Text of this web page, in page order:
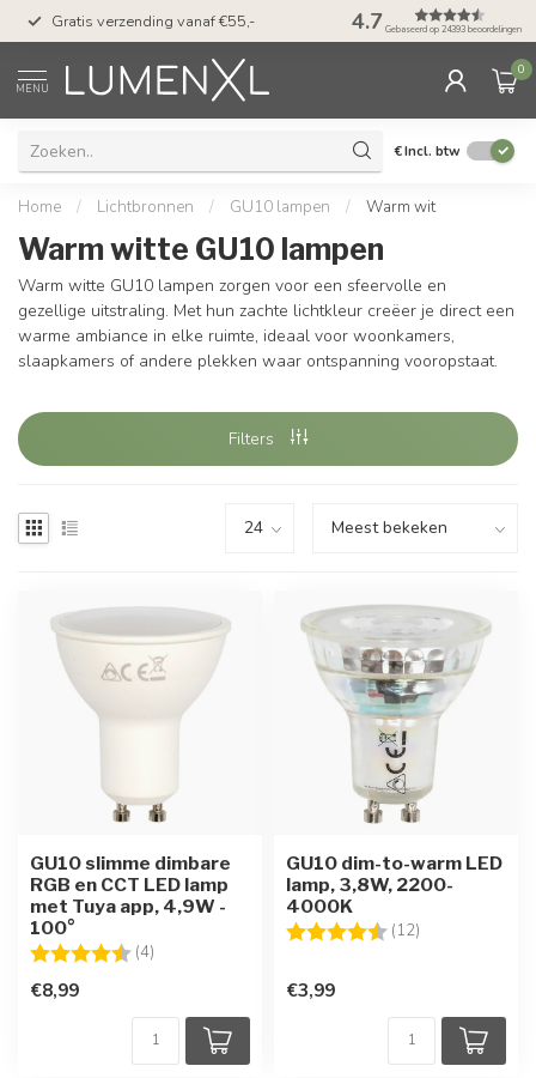
Gratis verzending vanaf €55,- 50 dagen
met Klarna
4.7 Gebaseerd op 24393 beoordelingen
MENU
0
€Incl. btw
Home / Lichtbronnen / GU10 lampen / Warm wit
Warm witte GU10 lampen
Warm witte GU10 lampen zorgen voor een sfeervolle en
gezellige uitstraling. Met hun zachte lichtkleur creëer je direct een
warme ambiance in elke ruimte, ideaal voor woonkamers,
slaapkamers of andere plekken waar ontspanning vooropstaat.
Filters
GU10 slimme dimbare
RGB en CCT LED lamp
met Tuya app, 4,9W -
100°
Beoordeling: (4)
€8,99
GU10 dim-to-warm LED
lamp, 3,8W, 2200-
4000K
Beoordeling: (12)
€3,99